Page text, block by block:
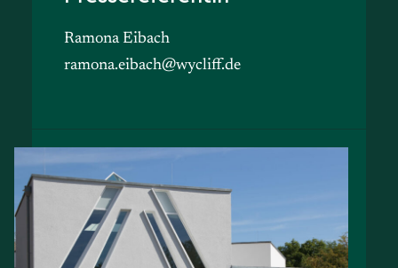
Ramona Eibach
ramona.eibach@wycliff.de